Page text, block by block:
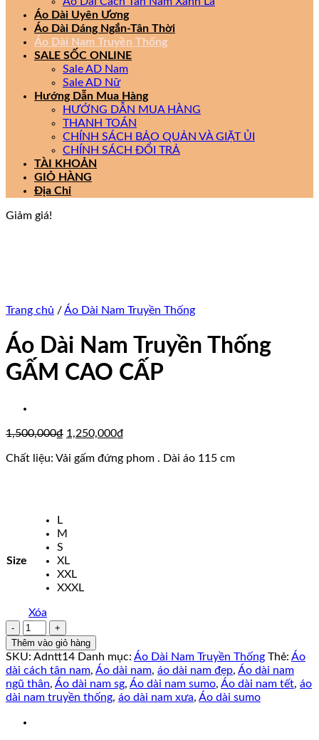
Áo Dài Uyên Ương
Áo Dài Dáng Ngắn-Tân Thời
Áo Dài Nam Truyền Thống
SALE SỐC ONLINE
Sale AD Nam
Sale AD Nữ
Hướng Dẫn Mua Hàng
HƯỚNG DẪN MUA HÀNG
THANH TOÁN
CHÍNH SÁCH BẢO QUẢN VÀ GIẶT ỦI
CHÍNH SÁCH ĐỔI TRẢ
TÀI KHOẢN
GIỎ HÀNG
Địa Chỉ
Giảm giá!
Trang chủ /Áo Dài Nam Truyền Thống
Áo Dài Nam Truyền Thống
GẤM CAO CẤP
1,500,000₫ Giá
là:
1,250,000₫
tại
Chất liệu: Vải gấm đứng phom . Dài áo 115 cm
Size
L
M
S
XL
XXL
XXXL
Xóa
Áo
Dài
Nam
Truyền
Thống
GẤM
CẤP
Thêm vào giỏ hàng
SKU: Adntt14 Danh mục: Áo Dài Nam Truyền Thống Thẻ: Áo
dài cách tân nam, Áo dài nam, áo dài nam đẹp, Áo dài nam
ngũ thân, Áo dài nam sg, Áo dài nam sumo, Áo dài nam tết, áo
dài nam truyền thống, áo dài nam xưa, Áo dài sumo